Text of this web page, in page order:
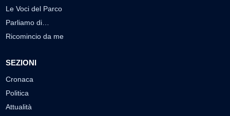
Le Voci del Parco
Parliamo di…
Ricomincio da me
SEZIONI
Cronaca
Politica
Attualità